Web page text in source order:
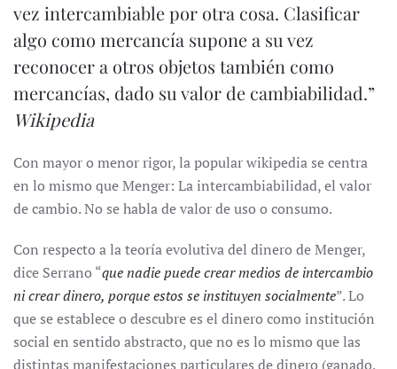
vez intercambiable por otra cosa. Clasificar
algo como mercancía supone a su vez
reconocer a otros objetos también como
mercancías, dado su valor de cambiabilidad.”
Wikipedia
Con mayor o menor rigor, la popular wikipedia se centra
en lo mismo que Menger: La intercambiabilidad, el valor
de cambio. No se habla de valor de uso o consumo.
Con respecto a la teoría evolutiva del dinero de Menger,
dice Serrano “que nadie puede crear medios de intercambio
ni crear dinero, porque estos se instituyen socialmente”. Lo
que se establece o descubre es el dinero como institución
social en sentido abstracto, que no es lo mismo que las
distintas manifestaciones particulares de dinero (ganado,